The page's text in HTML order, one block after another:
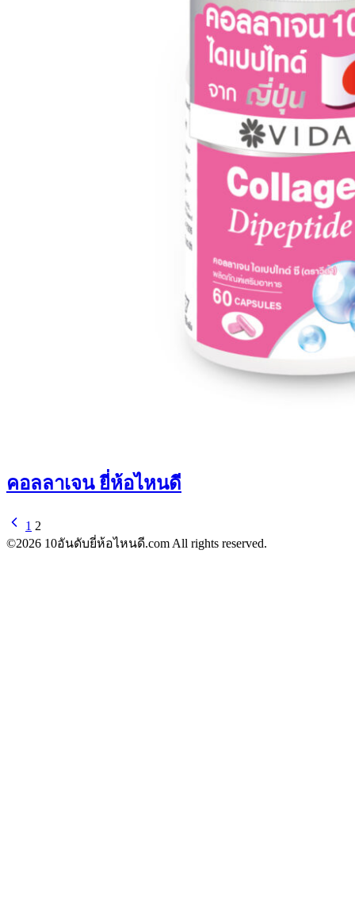
คอลลาเจน ยี่ห้อไหนดี
1 2
©2026 10อันดับยี่ห้อไหนดี.com All rights reserved.